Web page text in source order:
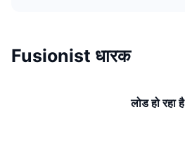
Fusionist धारक
लोड हो रहा है